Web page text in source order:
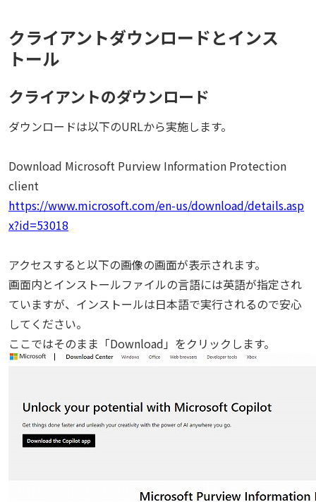
クライアントダウンロードとインス
トール
クライアントのダウンロード
ダウンロードは以下のURLから実施します。
Download Microsoft Purview Information Protection
client
https://www.microsoft.com/en-us/download/details.asp
x?id=53018
アクセスすると以下の画像の画面が表示されます。
画面内とインストールファイルの言語には英語が指定され
ていますが、インストールは日本語で実行されるので安心
してください。
ここではそのまま「Download」をクリックします。